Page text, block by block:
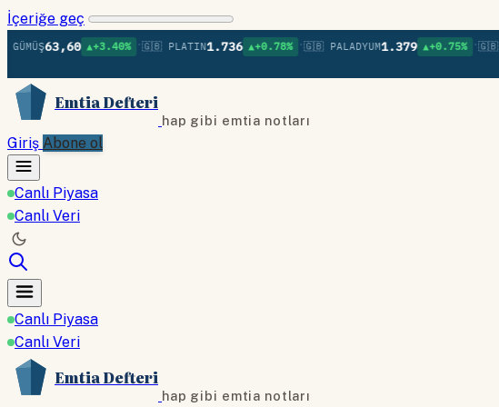
İçeriğe geç
63,60 ▲+3.40% •🇬🇧 PLATIN1.736 ▲+0.78% •🇬🇧 PALADYUM1.379 ▲+0.75% •🇬🇧 BAKIR
Emtia Defteri
hap gibi emtia notları
Giriş Abone ol
Canlı Piyasa
Canlı Veri
Canlı Piyasa
Canlı Veri
Emtia Defteri
hap gibi emtia notları